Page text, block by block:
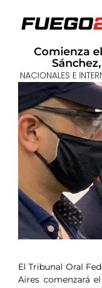
Comienza
NACIONALES E
El Tribunal Oral
Aires comenzará